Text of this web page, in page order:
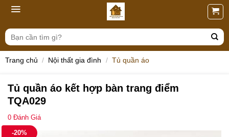
Skip
content
Tìm
kiếm:
Trang chủ / Nội thất gia đình / Tủ quần áo
Tủ quần áo kết hợp bàn trang điểm
TQA029
0 Đánh Giá
-20%